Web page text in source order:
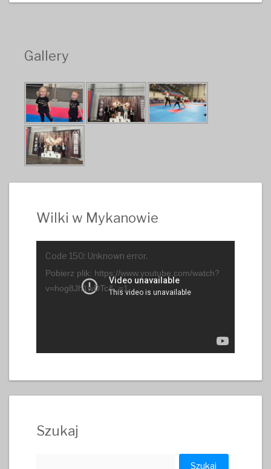
Gallery
Wilki w Mykanowie
Code 150: Unknown error.
Pobierz plik: https://www.youtube.com/watch?
v=hog8Jh1wDTc&_=1
Szukaj